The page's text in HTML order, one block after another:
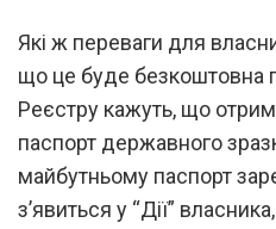
Які ж переваги для
що це буде безкоштовна
Реєстру кажуть, що
паспорт державного
майбутньому паспорт
з’явиться у “Дії”